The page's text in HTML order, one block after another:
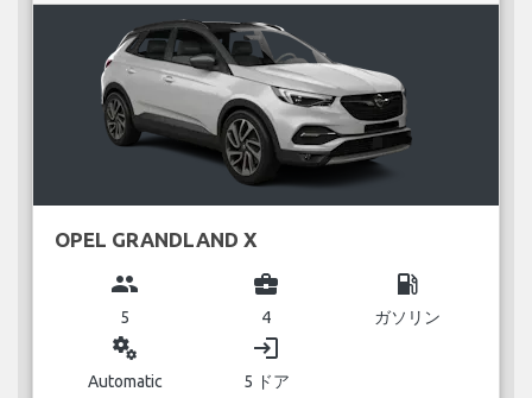
OPEL GRANDLAND X
group
5
business_center
4
local_gas_station
ガソリン
miscellaneous_services
Automatic
login
5 ドア